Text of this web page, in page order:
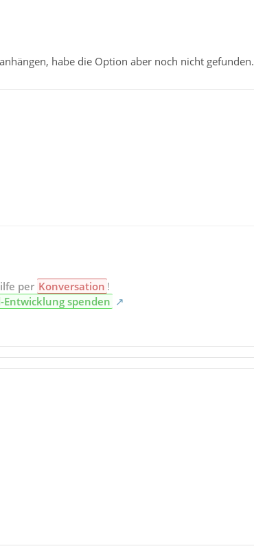
habe die Option aber noch nicht gefunden.
per Konversation !
Entwicklung spenden